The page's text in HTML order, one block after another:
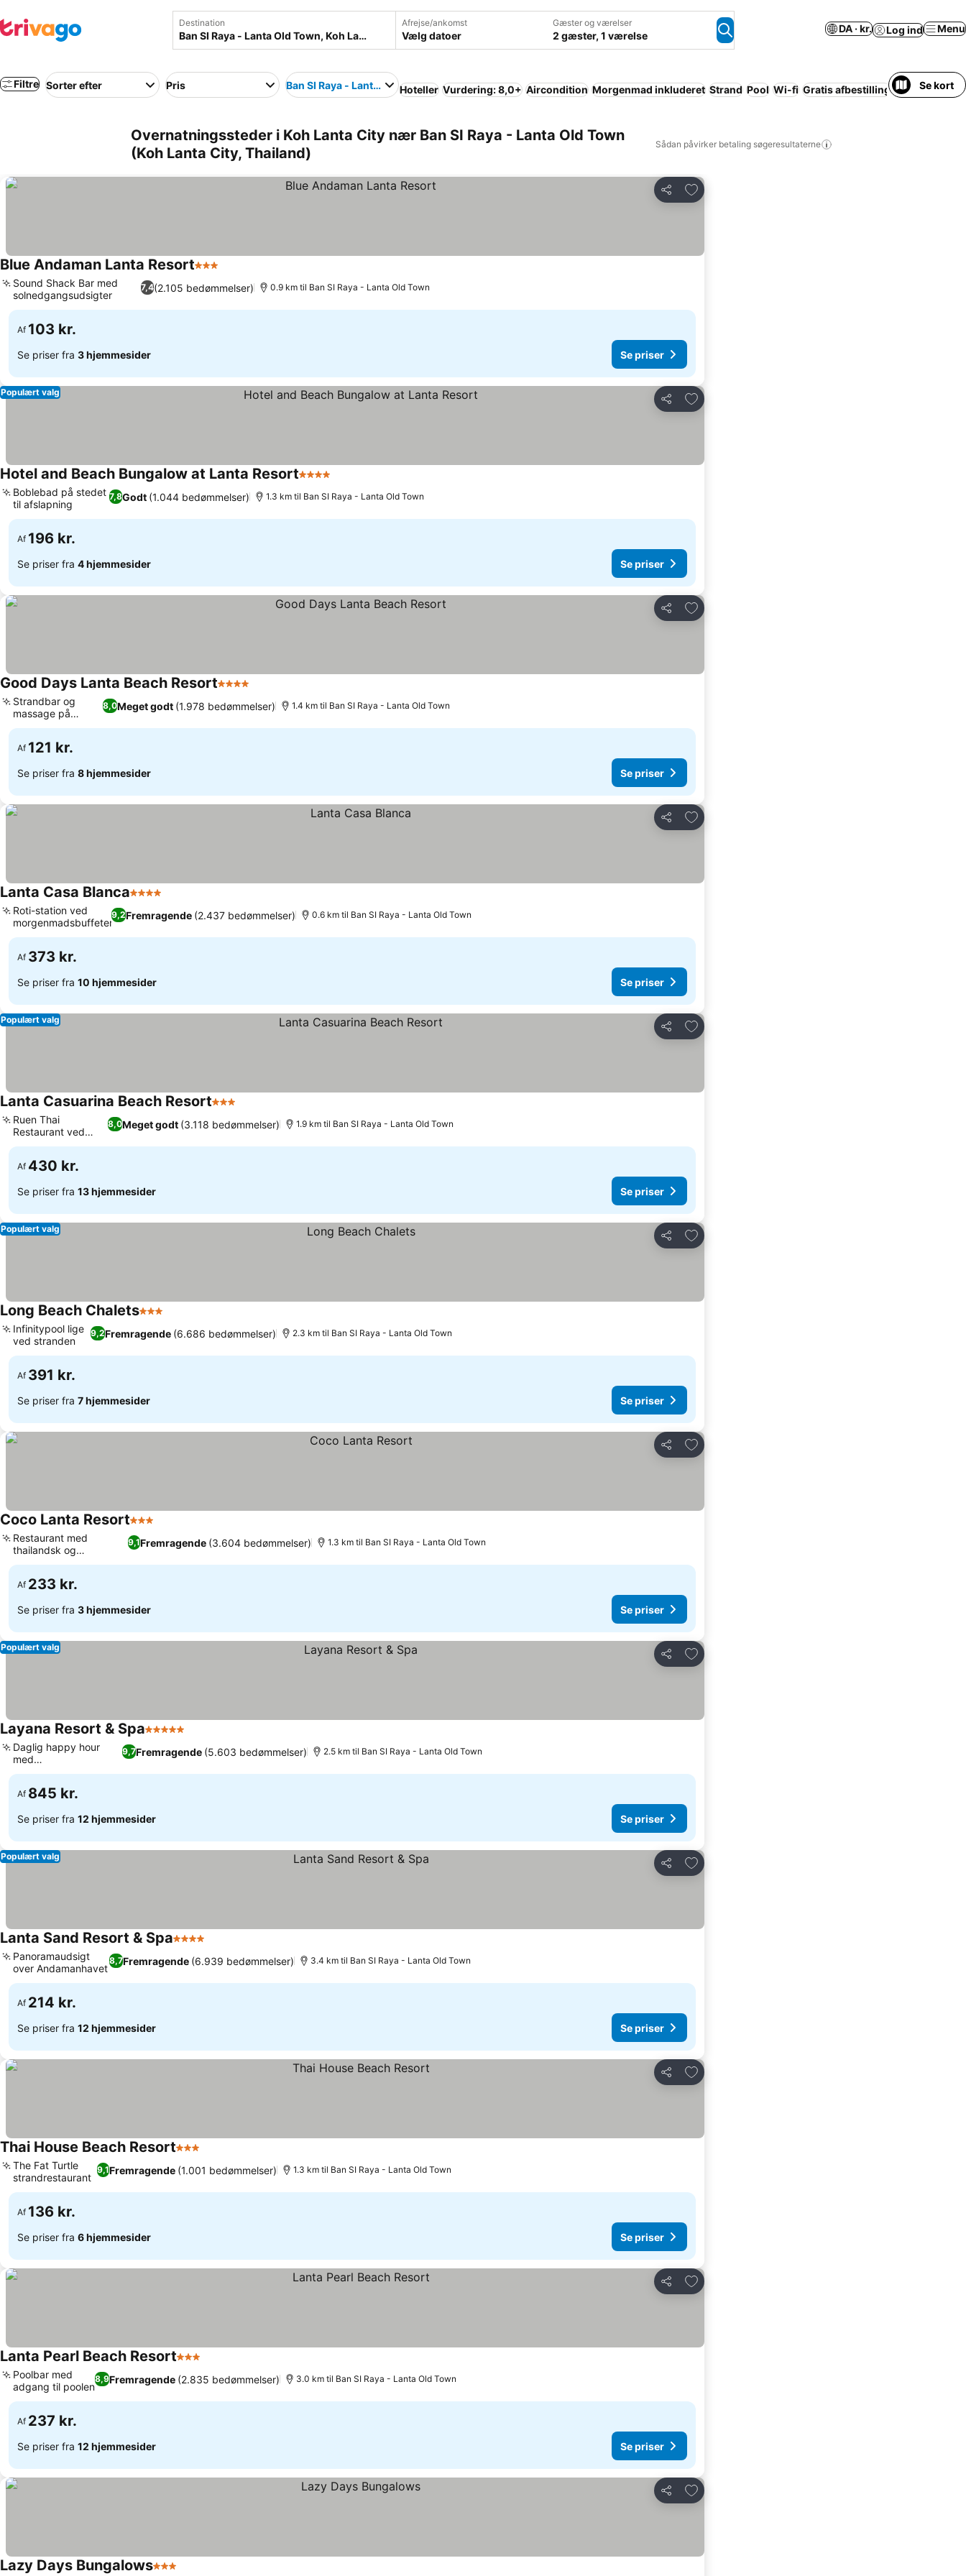
Destination Afrejse/ankomst
Vælg datoer
Gæster og værelser
2 gæster, 1 værelse
DA · kr. Log ind Menu
Filtre Sorter efter Pris Ban SI Raya - Lanta Old Town
Hoteller Vurdering: 8,0+ Aircondition Morgenmad inkluderet Strand Pool Wi-fi Gratis afbestilling ResortSe kort
Overnatningssteder i Koh Lanta City nær Ban SI Raya - Lanta Old Town
(Koh Lanta City, Thailand)
Sådan påvirker betaling søgeresultaterne
Del
Føj til favoritter
Blue Andaman Lanta Resort3 Stjerner
7,4(2.105 bedømmelser)
Sound Shack Bar med
solnedgangsudsigter
0.9 km til Ban SI Raya - Lanta Old Town
Af 103 kr.
Se priser fra 3 hjemmesider Se priser
Del
Føj til favoritter
Populært valg
Hotel and Beach Bungalow at Lanta Resort4 Stjerner
7,8Godt (1.044 bedømmelser)
Boblebad på stedet
til afslapning
1.3 km til Ban SI Raya - Lanta Old Town
Af 196 kr.
Se priser fra 4 hjemmesider Se priser
Del
Føj til favoritter
Good Days Lanta Beach Resort4 Stjerner
8,0Meget godt (1.978 bedømmelser)
Strandbar og
massage på
stedet
1.4 km til Ban SI Raya - Lanta Old Town
Af 121 kr.
Se priser fra 8 hjemmesider Se priser
Del
Føj til favoritter
Lanta Casa Blanca4 Stjerner
9,2Fremragende (2.437 bedømmelser)
Roti-station ved
morgenmadsbuffeten
0.6 km til Ban SI Raya - Lanta Old Town
Af 373 kr.
Se priser fra 10 hjemmesider Se priser
Del
Føj til favoritter
Populært valg
Lanta Casuarina Beach Resort3 Stjerner
8,0Meget godt (3.118 bedømmelser)
Ruen Thai
Restaurant ved
stranden
1.9 km til Ban SI Raya - Lanta Old Town
Af 430 kr.
Se priser fra 13 hjemmesider Se priser
Del
Føj til favoritter
Populært valg
Long Beach Chalets3 Stjerner
9,2Fremragende (6.686 bedømmelser)
Infinitypool lige
ved stranden
2.3 km til Ban SI Raya - Lanta Old Town
Af 391 kr.
Se priser fra 7 hjemmesider Se priser
Del
Føj til favoritter
Coco Lanta Resort3 Stjerner
9,1Fremragende (3.604 bedømmelser)
Restaurant med
thailandsk og
europæisk mad
1.3 km til Ban SI Raya - Lanta Old Town
Af 233 kr.
Se priser fra 3 hjemmesider Se priser
Del
Føj til favoritter
Populært valg
Layana Resort & Spa5 Stjerner
9,7Fremragende (5.603 bedømmelser)
Daglig happy hour
med
solnedgangsudsigt
2.5 km til Ban SI Raya - Lanta Old Town
Af 845 kr.
Se priser fra 12 hjemmesider Se priser
Del
Føj til favoritter
Populært valg
Lanta Sand Resort & Spa4 Stjerner
8,7Fremragende (6.939 bedømmelser)
Panoramaudsigt
over Andamanhavet
3.4 km til Ban SI Raya - Lanta Old Town
Af 214 kr.
Se priser fra 12 hjemmesider Se priser
Del
Føj til favoritter
Thai House Beach Resort3 Stjerner
9,1Fremragende (1.001 bedømmelser)
The Fat Turtle
strandrestaurant
1.3 km til Ban SI Raya - Lanta Old Town
Af 136 kr.
Se priser fra 6 hjemmesider Se priser
Del
Føj til favoritter
Lanta Pearl Beach Resort3 Stjerner
8,9Fremragende (2.835 bedømmelser)
Poolbar med
adgang til poolen
3.0 km til Ban SI Raya - Lanta Old Town
Af 237 kr.
Se priser fra 12 hjemmesider Se priser
Del
Føj til favoritter
Lazy Days Bungalows3 Stjerner